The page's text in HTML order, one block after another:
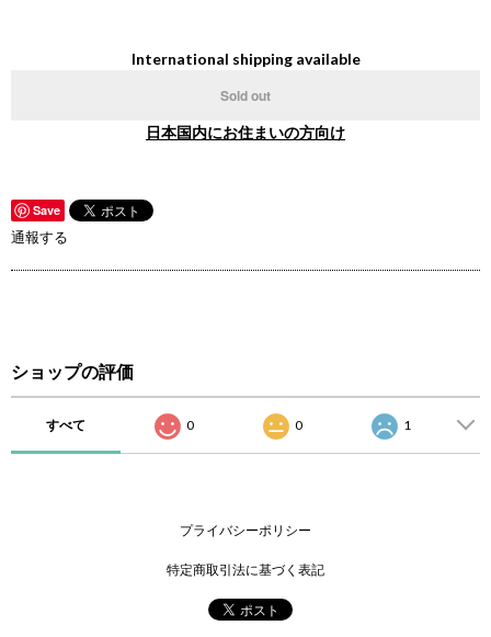
International shipping available
Sold out
日本国内にお住まいの方向け
Save
通報する
ショップの評価
すべて 0 0 1
プライバシーポリシー
特定商取引法に基づく表記